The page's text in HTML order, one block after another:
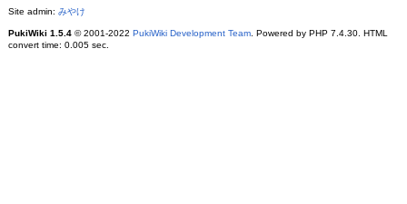
Site admin: みやけ
PukiWiki 1.5.4© 2001-2022 PukiWiki Development Team. Powered by PHP 7.4.30. HTML
convert time: 0.005 sec.